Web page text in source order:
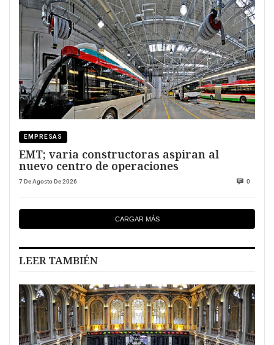
EMPRESAS
EMT; varia constructoras aspiran al
nuevo centro de operaciones
7 De Agosto De 2026 0
CARGAR MÁS
LEER TAMBIÉN